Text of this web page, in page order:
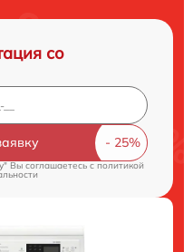
со
Вы соглашаетесь c политикой